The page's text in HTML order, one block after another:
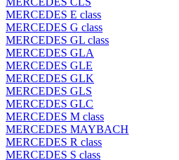
MERCEDES E class
MERCEDES G class
MERCEDES GL class
MERCEDES GLA
MERCEDES GLE
MERCEDES GLK
MERCEDES GLS
MERCEDES GLC
MERCEDES M class
MERCEDES MAYBACH
MERCEDES R class
MERCEDES S class